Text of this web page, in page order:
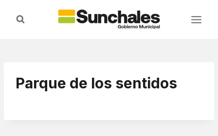
Parque de los sentidos